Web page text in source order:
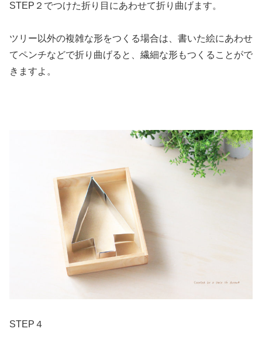
STEP２でつけた折り目にあわせて折り曲げます。
ツリー以外の複雑な形をつくる場合は、書いた絵にあわせ
てペンチなどで折り曲げると、繊細な形もつくることがで
きますよ。
STEP４